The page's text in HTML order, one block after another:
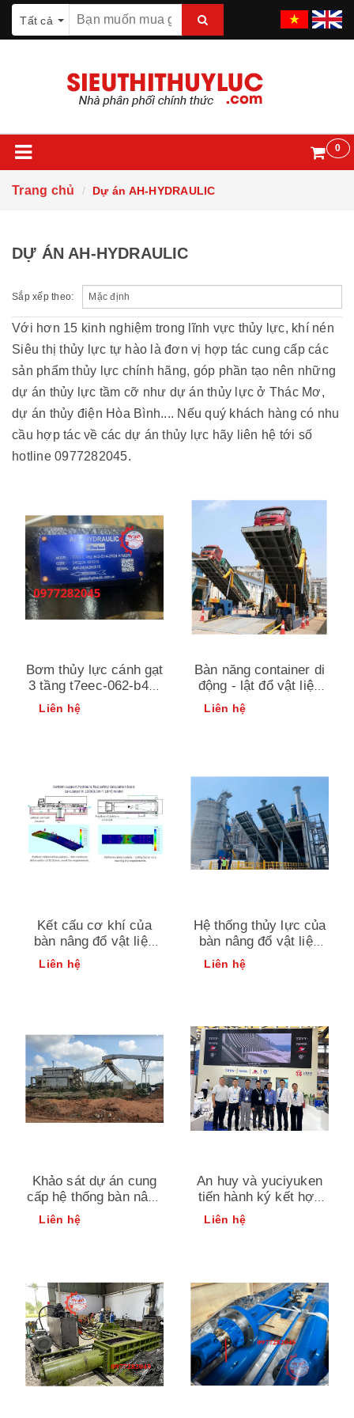
Tất cả
0
Trang chủ Dự án AH-HYDRAULIC
DỰ ÁN AH-HYDRAULIC
Sắp xếp theo:
Với hơn 15 kinh nghiệm trong lĩnh vực thủy lực, khí nén
Siêu thị thủy lực tự hào là đơn vị hợp tác cung cấp các
sản phẩm thủy lực chính hãng, góp phần tạo nên những
dự án thủy lực tầm cỡ như dự án thủy lực ở Thác Mơ,
dự án thủy điện Hòa Bình.... Nếu quý khách hàng có nhu
cầu hợp tác về các dự án thủy lực hãy liên hệ tới số
hotline 0977282045.
Bơm thủy lực cánh gạt
3 tầng t7eec-062-b42-
b14-2r34 a1m070 ah
hydraulic
Liên hệ
Bàn năng container di
động - lật đổ vật liệu
dời trong các nhà máy
sx cám, tăcn, cảng
Liên hệ
Kết cấu cơ khí của
bàn nâng đổ vật liệu
dời (truck tippler; 60
-120 tấn)
Liên hệ
Hệ thống thủy lực của
bàn nâng đổ vật liệu
dời (truck tippler; 60
-120 tấn)
Liên hệ
Khảo sát dự án cung
cấp hệ thống bàn nâng
đổ dăm gỗ cho nhà
máy sản xuất giấy tại
Liên hệ
An huy và yuciyuken
tiến hành ký kết hợp
đồng nhà phân phối
duy nhất tại việt nam
Liên hệ